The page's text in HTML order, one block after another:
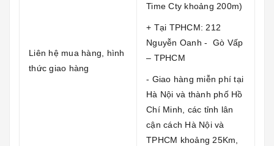
Liên hệ mua hàng, hình
thức giao hàng
Time Cty khoảng 200m)
+ Tại TPHCM: 212
Nguyễn Oanh - Gò Vấp
– TPHCM
- Giao hàng miễn phí tại
Hà Nội và thành phố Hồ
Chí Minh, các tỉnh lân
cận cách Hà Nội và
TPHCM khoảng 25Km,